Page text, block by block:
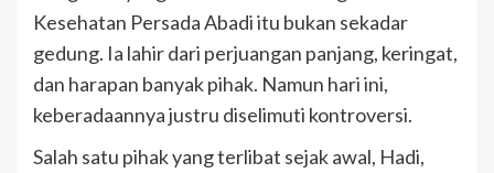
Kesehatan Persada Abadi itu bukan sekadar
gedung. Ia lahir dari perjuangan panjang, keringat,
dan harapan banyak pihak. Namun hari ini,
keberadaannya justru diselimuti kontroversi.
Salah satu pihak yang terlibat sejak awal, Hadi,